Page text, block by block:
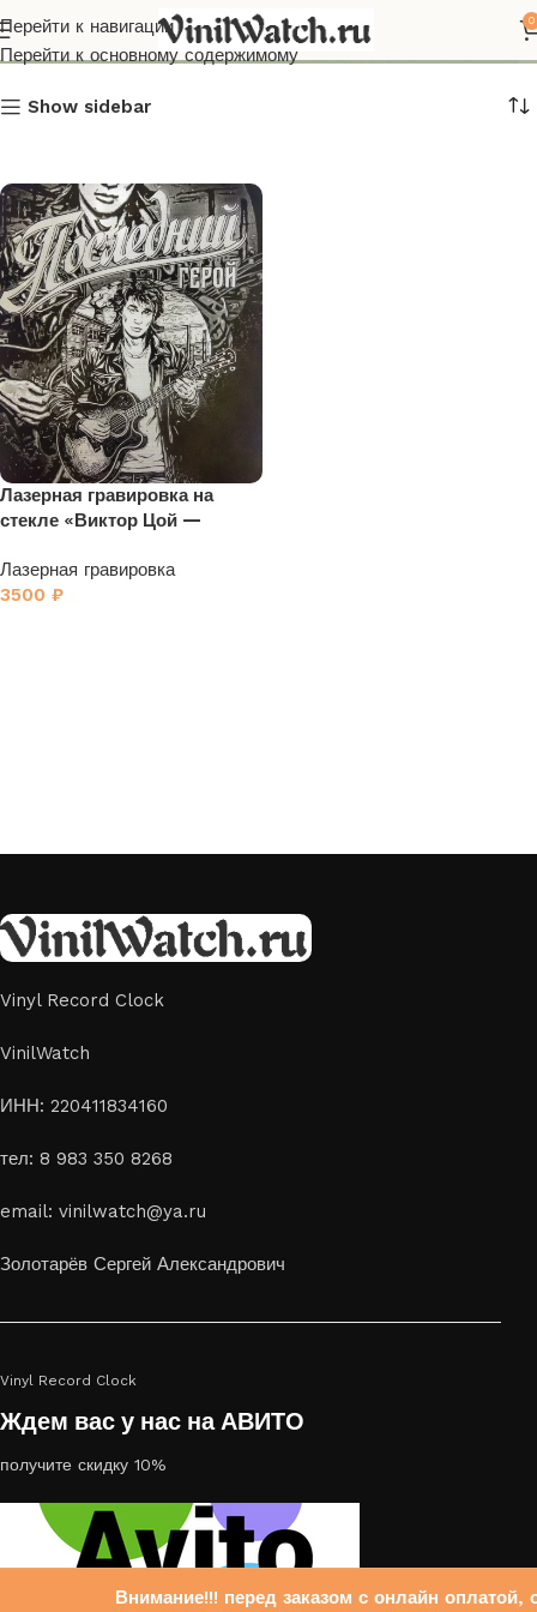
Внимание!!! перед заказом с онлайн оплатой,
Перейти к навигации
Перейти к основному содержимому
0
Show sidebar
Лазерная гравировка на
стекле «Виктор Цой —
Лазерная гравировка
3500 ₽
Vinyl Record Clock
VinilWatch
ИНН: 220411834160
тел: 8 983 350 8268
email: vinilwatch@ya.ru
Золотарёв Сергей Александрович
Vinyl Record Clock
Ждем вас у нас на АВИТО
получите скидку 10%